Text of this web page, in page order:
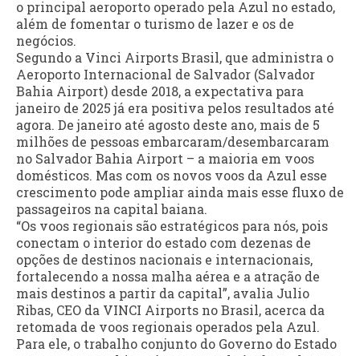
o principal aeroporto operado pela Azul no estado,
além de fomentar o turismo de lazer e os de
negócios.
Segundo a Vinci Airports Brasil, que administra o
Aeroporto Internacional de Salvador (Salvador
Bahia Airport) desde 2018, a expectativa para
janeiro de 2025 já era positiva pelos resultados até
agora. De janeiro até agosto deste ano, mais de 5
milhões de pessoas embarcaram/desembarcaram
no Salvador Bahia Airport – a maioria em voos
domésticos. Mas com os novos voos da Azul esse
crescimento pode ampliar ainda mais esse fluxo de
passageiros na capital baiana.
“Os voos regionais são estratégicos para nós, pois
conectam o interior do estado com dezenas de
opções de destinos nacionais e internacionais,
fortalecendo a nossa malha aérea e a atração de
mais destinos a partir da capital”, avalia Julio
Ribas, CEO da VINCI Airports no Brasil, acerca da
retomada de voos regionais operados pela Azul.
Para ele, o trabalho conjunto do Governo do Estado